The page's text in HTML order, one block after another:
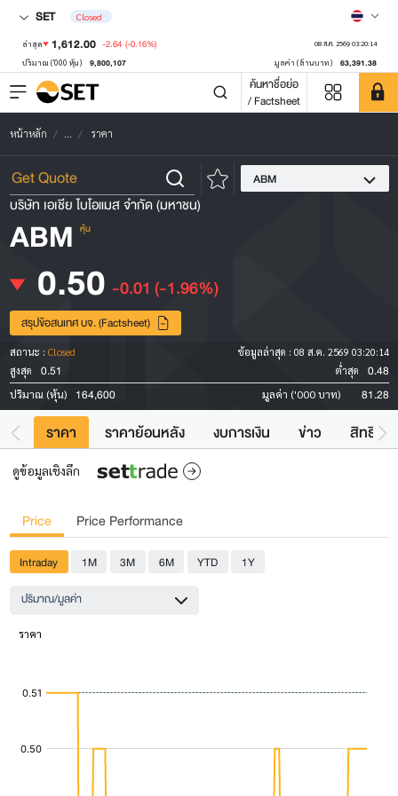
SET Closed
ล่าสุด 1,612.00 -2.64 (-0.16%) 08 ส.ค. 2569 03:20:14
ปริมาณ ('000 หุ้น) 9,800,107 มูลค่า (ล้านบาท) 63,391.38
ค้นหาชื่อย่อ
/ Factsheet
หน้าหลัก ... ราคา
ABM
บริษัท เอเชีย ไบโอแมส จำกัด (มหาชน)
ABM หุ้น
0.50 -0.01 (-1.96%)
สรุปข้อสนเทศ บจ. (Factsheet)
สถานะ : Closed ข้อมูลล่าสุด : 08 ส.ค. 2569 03:20:14
สูงสุด
0.51 ต่ำสุด 0.48
ปริมาณ (หุ้น) 164,600 มูลค่า ('000 บาท) 81.28
ราคา ราคาย้อนหลัง งบการเงิน ข่าว สิทธิปร
ดูข้อมูลเชิงลึก
Price Price Performance
Intraday 1M 3M 6M YTD
1Y
ปริมาณ/มูลค่า